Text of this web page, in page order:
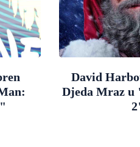
David
Djeda Mraz u